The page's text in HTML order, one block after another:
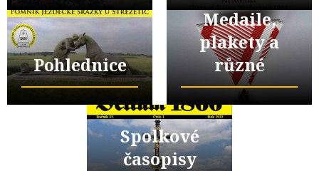
Pohlednice
Medaile,
plakety a
různé
Spolkové
časopisy